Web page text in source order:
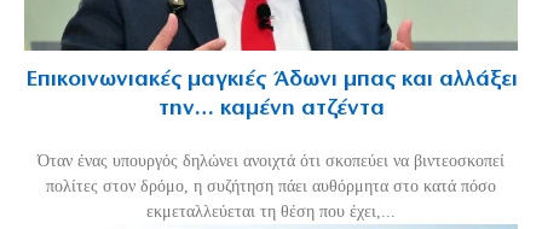
Επικοινωνιακές μαγκιές Άδωνι μπας και αλλάξει
την… καμένη ατζέντα
Όταν ένας υπουργός δηλώνει ανοιχτά ότι σκοπεύει να βιντεοσκοπεί
πολίτες στον δρόμο, η συζήτηση πάει αυθόρμητα στο κατά πόσο
εκμεταλλεύεται τη θέση που έχει,...